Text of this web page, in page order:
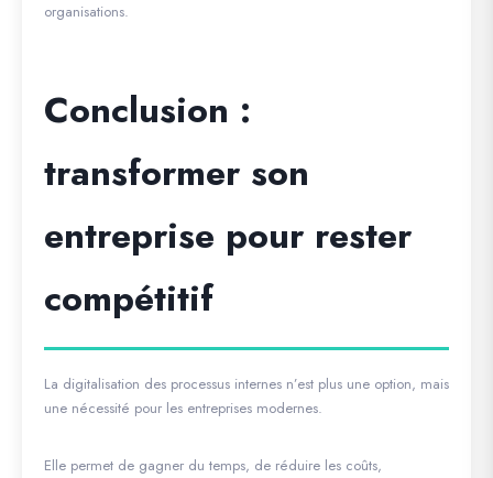
organisations.
Conclusion :
transformer son
entreprise pour rester
compétitif
La digitalisation des processus internes n’est plus une option, mais
une nécessité pour les entreprises modernes.
Elle permet de gagner du temps, de réduire les coûts,